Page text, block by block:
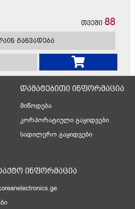
თვეში 88
განვადება
დამატებითი ინფორმაცია
მიწოდება
კორპორატიული გაყიდვები
სადილერო გაყიდვები
ინფორმაცია